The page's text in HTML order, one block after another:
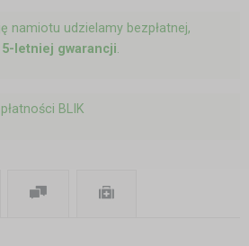
namiotu udzielamy bezpłatnej,
5-letniej gwarancji.
BLIK